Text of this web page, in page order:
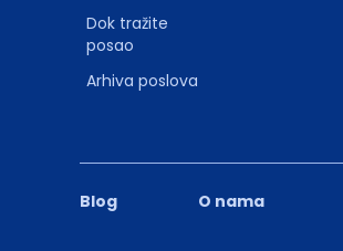
Blog O nama
Dok tražite
posao
Arhiva poslova